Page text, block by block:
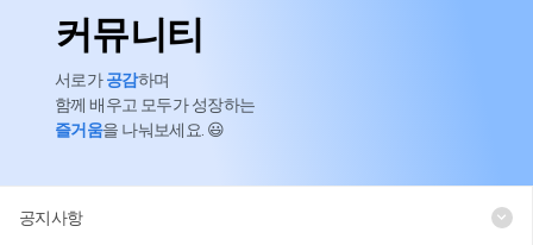
커뮤니티
서로가공감하며
함께 배우고 모두가 성장하는
즐거움을 나눠보세요. 😃
공지사항